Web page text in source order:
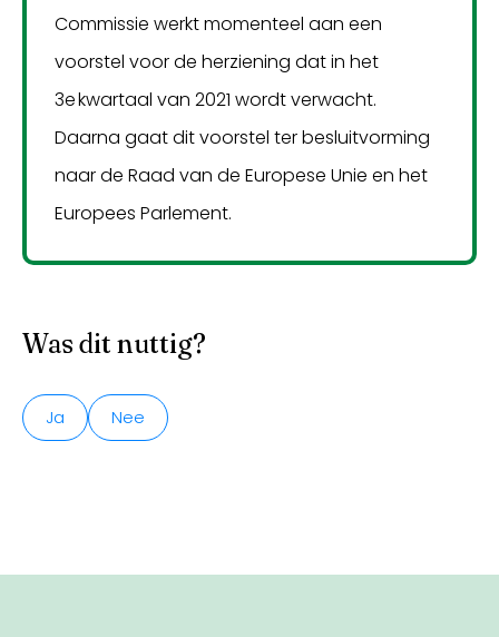
Commissie werkt momenteel aan een
voorstel voor de herziening dat in het
3e kwartaal van 2021 wordt verwacht.
Daarna gaat dit voorstel ter besluitvorming
naar de Raad van de Europese Unie en het
Europees Parlement.
Was dit nuttig?
Ja Nee